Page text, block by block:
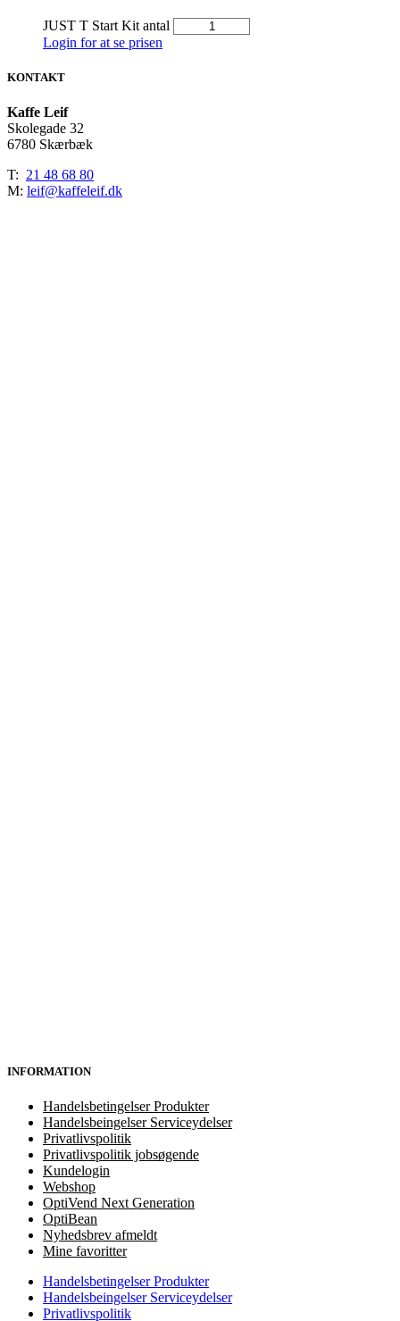
JUST T Start Kit antal
Login for at se prisen
KONTAKT
Kaffe Leif
Skolegade 32
6780 Skærbæk
T: 21 48 68 80
M: leif@kaffeleif.dk
INFORMATION
Handelsbetingelser Produkter
Handelsbeingelser Serviceydelser
Privatlivspolitik
Privatlivspolitik jobsøgende
Kundelogin
Webshop
OptiVend Next Generation
OptiBean
Nyhedsbrev afmeldt
Mine favoritter
Handelsbetingelser Produkter
Handelsbeingelser Serviceydelser
Privatlivspolitik